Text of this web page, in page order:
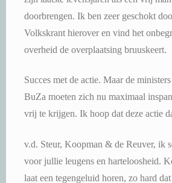
doorbrengen. Ik ben zeer geschokt
Volkskrant hierover en vind het
overheid de overplaatsing bruuskeert.
Succes met de actie. Maar de
BuZa moeten zich nu maximaal
vrij te krijgen. Ik hoop dat deze actie
v.d. Steur, Koopman & de Reuver, ik
voor jullie leugens en harteloosheid.
laat een tegengeluid horen, zo hard